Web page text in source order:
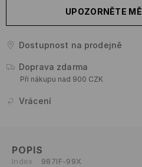
UPOZORNĚTE MĚ
Dostupnost na prodejně
Doprava zdarma
Při nákupu nad 900 CZK
Vrácení
POPIS
Index 987IF-99X